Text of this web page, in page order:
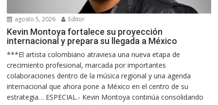
agosto 5, 2026 Editor
Kevin Montoya fortalece su proyección
internacional y prepara su llegada a México
***El artista colombiano atraviesa una nueva etapa de
crecimiento profesional, marcada por importantes
colaboraciones dentro de la música regional y una agenda
internacional que ahora pone a México en el centro de su
estrategia… ESPECIAL.- Kevin Montoya continúa consolidando